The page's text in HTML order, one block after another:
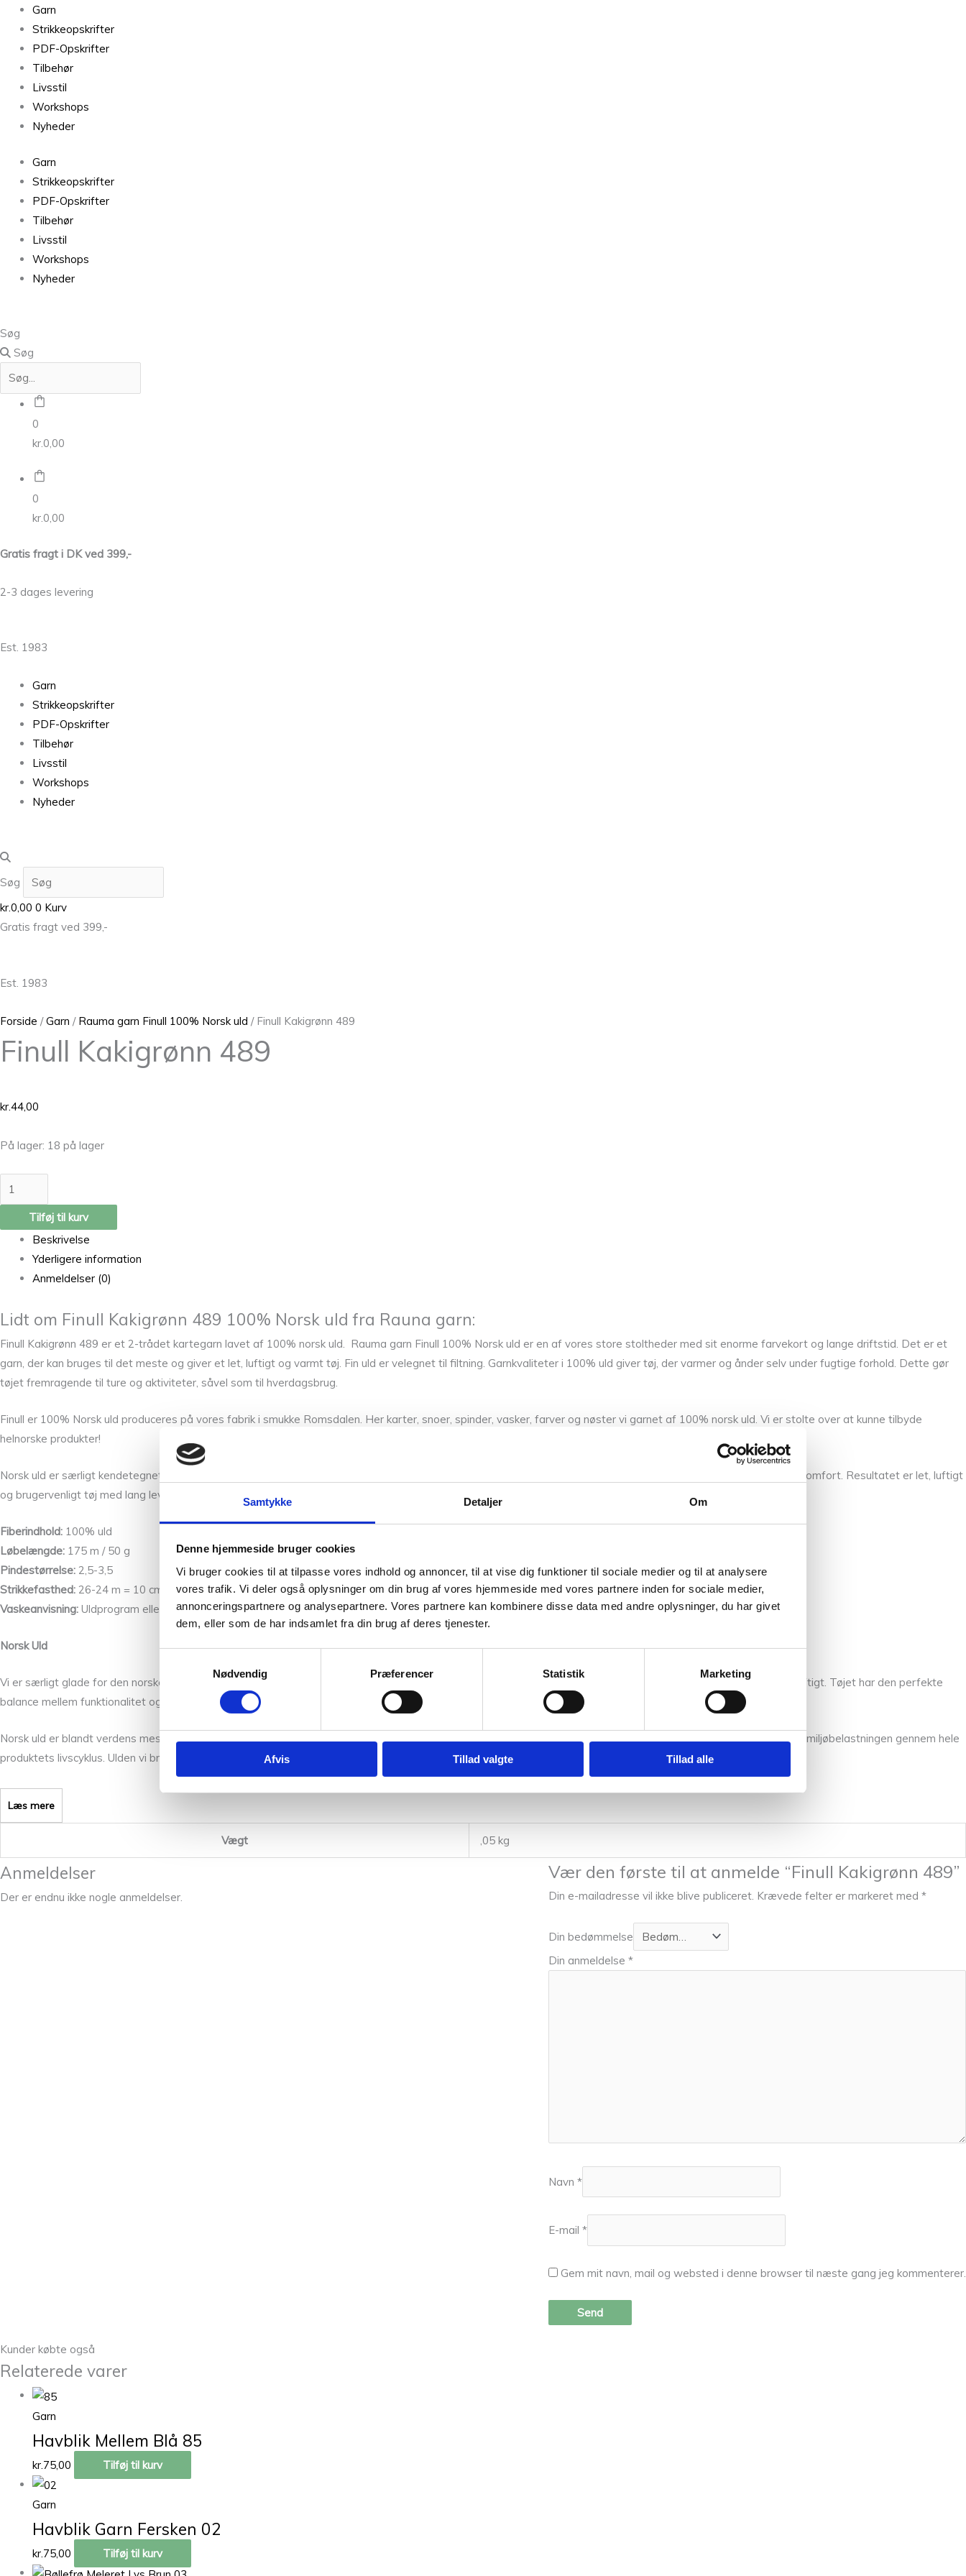
Samtykke Detaljer Om
Denne hjemmeside bruger cookies
Vi bruger cookies til at tilpasse vores indhold og annoncer, til at vise dig funktioner til sociale medier og til at analysere
vores trafik. Vi deler også oplysninger om din brug af vores hjemmeside med vores partnere inden for sociale medier,
annonceringspartnere og analysepartnere. Vores partnere kan kombinere disse data med andre oplysninger, du har givet
dem, eller som de har indsamlet fra din brug af deres tjenester.
Nødvendig
Præferencer Statistik Marketing
Afvis Tillad valgte Tillad alle
Garn
Strikkeopskrifter
PDF-Opskrifter
Tilbehør
Livsstil
Workshops
Nyheder
Garn
Strikkeopskrifter
PDF-Opskrifter
Tilbehør
Livsstil
Workshops
Nyheder
Søg
Søg
0
kr.0,00
0
kr.0,00
Gratis fragt i DK ved 399,-
2-3 dages levering
Est. 1983
Garn
Strikkeopskrifter
PDF-Opskrifter
Tilbehør
Livsstil
Workshops
Nyheder
Søg
kr.0,00 0 Kurv
Gratis fragt ved 399,-
Est. 1983
Forside /Garn / Rauma garn Finull 100% Norsk uld / Finull Kakigrønn 489
Finull Kakigrønn 489
kr.44,00
På lager: 18 på lager
Finull
Kakigrønn
antal
Tilføj til kurv
Beskrivelse
Yderligere information
Anmeldelser (0)
Lidt om Finull Kakigrønn 489 100% Norsk uld fra Rauna garn:
Finull Kakigrønn 489 er et 2-trådet kartegarn lavet af 100% norsk uld. Rauma garn Finull 100% Norsk uld er en af ​​vores store stoltheder med sit enorme farvekort og lange driftstid. Det er et
garn, der kan bruges til det meste og giver et let, luftigt og varmt tøj. Fin uld er velegnet til filtning. Garnkvaliteter i 100% uld giver tøj, der varmer og ånder selv under fugtige forhold. Dette gør
tøjet fremragende til ture og aktiviteter, såvel som til hverdagsbrug.
Finull er 100% Norsk uld produceres på vores fabrik i smukke Romsdalen. Her karter, snoer, spinder, vasker, farver og nøster vi garnet af 100% norsk uld. Vi er stolte over at kunne tilbyde
helnorske produkter!
Norsk uld er særligt kendetegnet ved god slidstyrke, spændstighed og elasticitet. Spundet som kartet garn giver uld den ideelle balance mellem funktionalitet og komfort. Resultatet er let, luftigt
og brugervenligt tøj med lang levetid.
Fiberindhold: 100% uld
Løbelængde: 175 m / 50 g
Pindestørrelse: 2,5-3,5
Strikkefasthed: 26-24 m = 10 cm
Vaskeanvisning: Uldprogram eller håndvask.
Norsk Uld
Vi er særligt glade for den norske uld. Det, der kendetegner det, er primært spændstighed og elasticitet. Vi spinder det som kartet garn, som bliver dejligt let og luftigt. Tøjet har den perfekte
balance mellem funktionalitet og komfort – de er lette, varme og holdbare.
Norsk uld er blandt verdens mest miljøvenlige tekstilfibre. Produktionen af norsk uld overgår sædvanlig bæredygtighedstankegang, når det kommer til at minimere miljøbelastningen gennem hele
produktets livscyklus. Ulden vi bruger i vores produktion er SWANS LABEL.
Læs mere
Vægt ,05 kg
Anmeldelser
Der er endnu ikke nogle anmeldelser.
Vær den første til at anmelde “Finull Kakigrønn 489”
Din e-mailadresse vil ikke blive publiceret. Krævede felter er markeret med *
Din bedømmelse
Din anmeldelse *
Navn *
E-mail *
Gem mit navn, mail og websted i denne browser til næste gang jeg kommenterer.
Kunder købte også
Relaterede varer
Garn
Havblik Mellem Blå 85
kr. 75,00 Tilføj til kurv
Garn
Havblik Garn Fersken 02
kr.75,00 Tilføj til kurv